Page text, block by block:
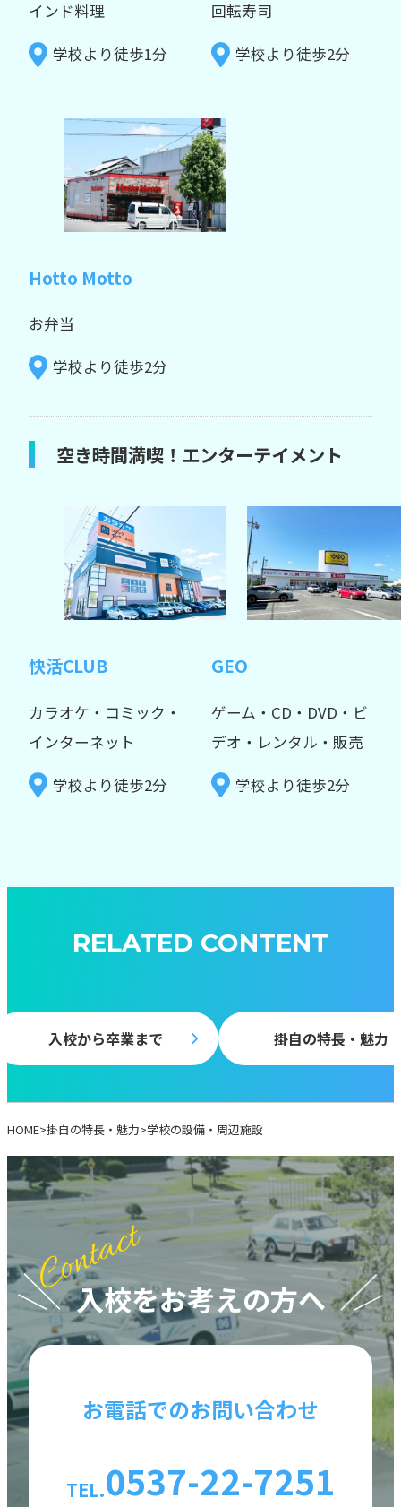
インド料理
学校より徒歩1分
回転寿司
学校より徒歩2分
Hotto Motto
お弁当
学校より徒歩2分
空き時間満喫！エンターテイメント
快活CLUB
カラオケ・コミック・
インターネット
学校より徒歩2分
GEO
ゲーム・CD・DVD・ビ
デオ・レンタル・販売
学校より徒歩2分
RELATED CONTENT
入校から卒業まで 掛自の特長・魅力
HOME 掛自の特長・魅力 学校の設備・周辺施設
入校をお考えの方へ
お電話でのお問い合わせ
TEL.0537-22-7251